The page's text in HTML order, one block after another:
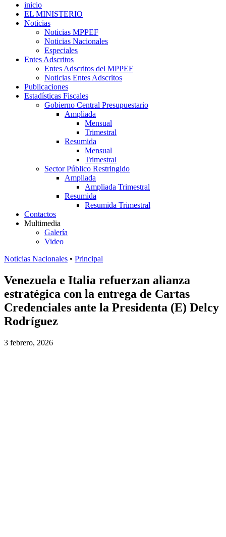
inicio
EL MINISTERIO
Noticias
Noticias MPPEF
Noticias Nacionales
Especiales
Entes Adscritos
Entes Adscritos del MPPEF
Noticias Entes Adscritos
Publicaciones
Estadísticas Fiscales
Gobierno Central Presupuestario
Ampliada
Mensual
Trimestral
Resumida
Mensual
Trimestral
Sector Público Restringido
Ampliada
Ampliada Trimestral
Resumida
Resumida Trimestral
Contactos
Multimedia
Galería
Video
Noticias Nacionales • Principal
Venezuela e Italia refuerzan alianza
estratégica con la entrega de Cartas
Credenciales ante la Presidenta (E) Delcy
Rodríguez
3 febrero, 2026